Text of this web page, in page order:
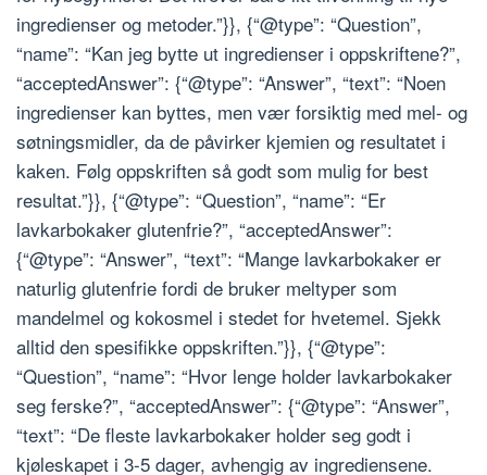
ingredienser og metoder.”}}, {“@type”: “Question”,
“name”: “Kan jeg bytte ut ingredienser i oppskriftene?”,
“acceptedAnswer”: {“@type”: “Answer”, “text”: “Noen
ingredienser kan byttes, men vær forsiktig med mel- og
søtningsmidler, da de påvirker kjemien og resultatet i
kaken. Følg oppskriften så godt som mulig for best
resultat.”}}, {“@type”: “Question”, “name”: “Er
lavkarbokaker glutenfrie?”, “acceptedAnswer”:
{“@type”: “Answer”, “text”: “Mange lavkarbokaker er
naturlig glutenfrie fordi de bruker meltyper som
mandelmel og kokosmel i stedet for hvetemel. Sjekk
alltid den spesifikke oppskriften.”}}, {“@type”:
“Question”, “name”: “Hvor lenge holder lavkarbokaker
seg ferske?”, “acceptedAnswer”: {“@type”: “Answer”,
“text”: “De fleste lavkarbokaker holder seg godt i
kjøleskapet i 3-5 dager, avhengig av ingrediensene.